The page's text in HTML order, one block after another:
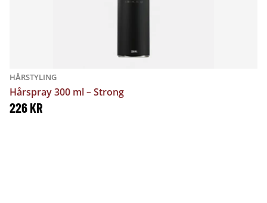
HÅRSTYLING
Hårspray 300 ml – Strong
226KR